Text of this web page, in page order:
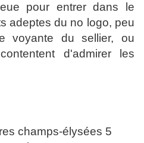
pour entrer dans le
adeptes du no logo, peu
voyante du sellier, ou
d'admirer les